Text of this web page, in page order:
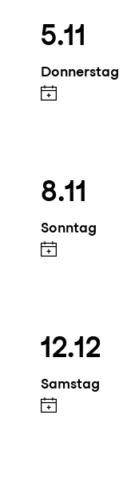
5.11
Donnerstag
8.11
Sonntag
12.12
Samstag